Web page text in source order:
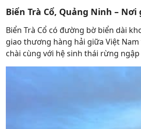
Biển Trà Cổ, Quảng Ninh –
Biển Trà Cổ có đường bờ biển dài
giao thương hàng hải giữa Việt
chài cùng với hệ sinh thái rừng